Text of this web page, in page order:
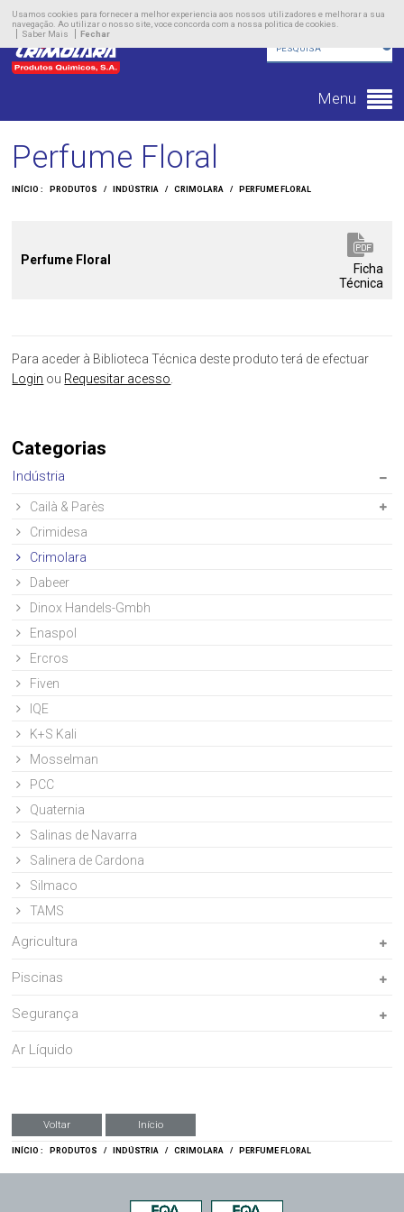
Usamos cookies para fornecer a melhor experiencia aos nossos utilizadores e melhorar a sua
navegação. Ao utilizar o nosso site, voce concorda com a nossa politica de cookies.
Saber Mais
Fechar
Empresa
Produtos
Menu
Perfume Floral
INÍCIO : PRODUTOS / INDÚSTRIA / CRIMOLARA / PERFUME FLORAL
Perfume Floral
Ficha
Técnica
Para aceder à Biblioteca Técnica deste produto terá de efectuar
Login ou Requesitar acesso
Categorias
Indústria
Cailà & Parès
Crimidesa
Crimolara
Dabeer
Dinox Handels-Gmbh
Enaspol
Ercros
Fiven
IQE
K+S Kali
Mosselman
PCC
Quaternia
Salinas de Navarra
Salinera de Cardona
Silmaco
TAMS
Agricultura
Piscinas
Segurança
Ar Líquido
Voltar Início
INÍCIO : PRODUTOS / INDÚSTRIA / CRIMOLARA / PERFUME FLORAL